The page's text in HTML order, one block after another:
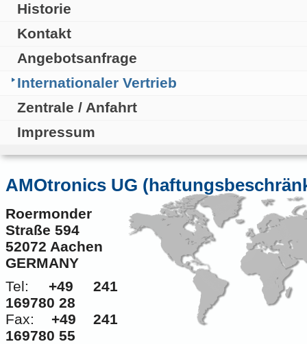
Historie
Kontakt
Angebotsanfrage
Internationaler Vertrieb
Zentrale / Anfahrt
Impressum
AMOtronics UG
Roermonder
Straße 594
52072 Aachen
GERMANY
Tel:+49 241
169780 28
Fax:+49 241
169780 55